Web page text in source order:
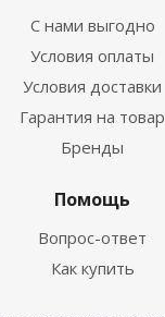
С нами выгодно
Условия оплаты
Условия доставки
Гарантия на товар
Бренды
Помощь
Вопрос-ответ
Как купить